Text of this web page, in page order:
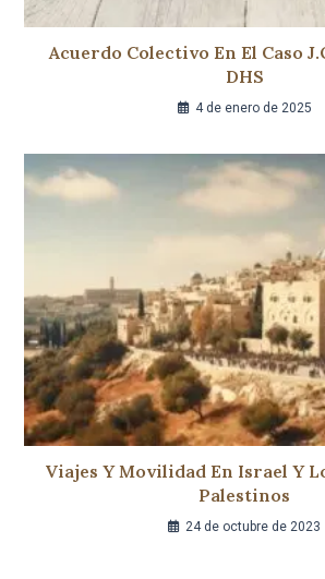
Acuerdo Colectivo En El Caso
DHS
4 de enero de 2025
Viajes Y Movilidad En Israel Y
Palestinos
24 de octubre de 2023